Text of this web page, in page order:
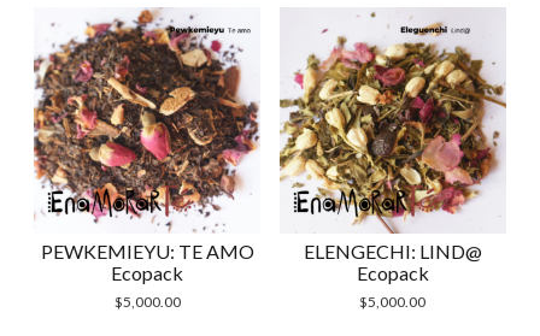
PEWKEMIEYU: TE AMO
Ecopack
$5,000.00
ELENGECHI: LIND@
Ecopack
$5,000.00